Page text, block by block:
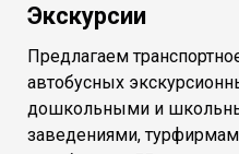
Экскурсии
Предлагаем
автобусных
дошкольными и
заведениями,